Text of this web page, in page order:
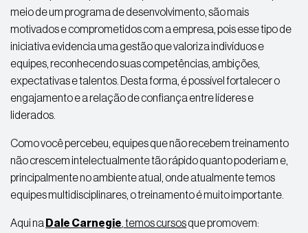
meio de um programa de desenvolvimento, são mais
motivados e comprometidos com a empresa, pois esse tipo de
iniciativa evidencia uma gestão que valoriza indivíduos e
equipes, reconhecendo suas competências, ambições,
expectativas e talentos. Desta forma, é possível fortalecer o
engajamento e a relação de confiança entre líderes e
liderados.
Como você percebeu, equipes que não recebem treinamento
não crescem intelectualmente tão rápido quanto poderiam e,
principalmente no ambiente atual, onde atualmente temos
equipes multidisciplinares, o treinamento é muito importante.
Aqui na Dale Carnegie , temos cursosque promovem: